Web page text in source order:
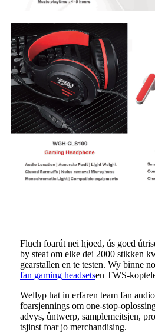
Fluch foarút nei hjoed, ús goed
by steat om elke dei 2000 stikken
gearstallen en te testen. Wy binne
fan gaming headsetsen TWS-
Wellyp hat in erfaren team fan
foarsjennings om one-stop-
advys, ûntwerp, samplemeitsjen,
tsjinst foar jo merchandising.